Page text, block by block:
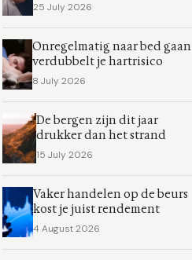
25 July 2026
Onregelmatig naar bed gaan
verdubbelt je hartrisico
8 July 2026
De bergen zijn dit jaar
drukker dan het strand
15 July 2026
Vaker handelen op de beurs
kost je juist rendement
4 August 2026